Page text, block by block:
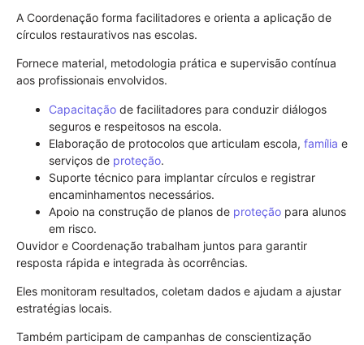
A Coordenação forma facilitadores e orienta a aplicação de
círculos restaurativos nas escolas.
Fornece material, metodologia prática e supervisão contínua
aos profissionais envolvidos.
Capacitação de facilitadores para conduzir diálogos
seguros e respeitosos na escola.
Elaboração de protocolos que articulam escola, família e
serviços de proteção.
Suporte técnico para implantar círculos e registrar
encaminhamentos necessários.
Apoio na construção de planos de proteção para alunos
em risco.
Ouvidor e Coordenação trabalham juntos para garantir
resposta rápida e integrada às ocorrências.
Eles monitoram resultados, coletam dados e ajudam a ajustar
estratégias locais.
Também participam de campanhas de conscientização